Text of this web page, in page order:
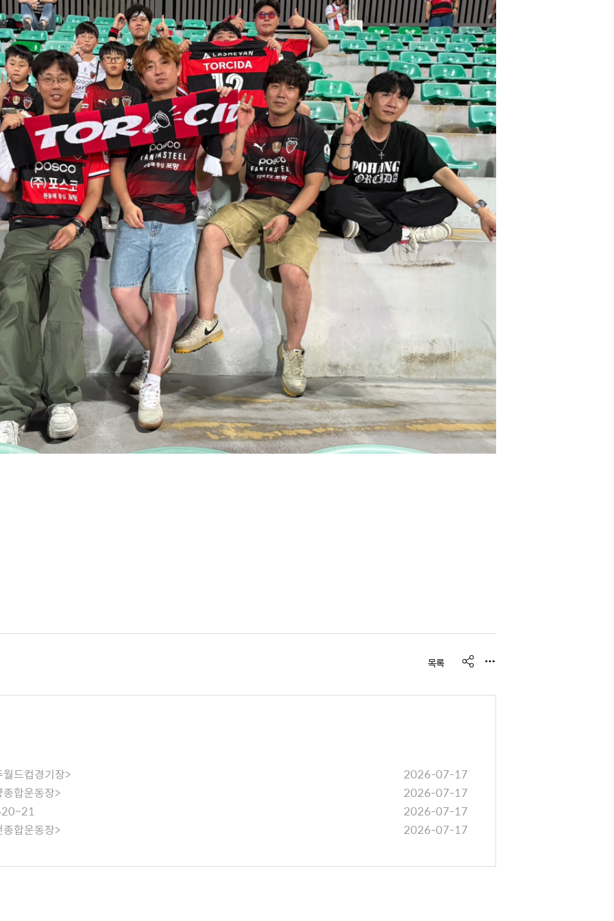
목록
s
a
드컵경기장>
2026-07-17
합운동장>
2026-07-17
2026-07-17
합운동장>
2026-07-17